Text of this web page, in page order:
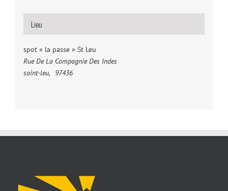
Lieu
spot « la passe » St Leu
Rue De La Compagnie Des Indes
saint-leu, 97436